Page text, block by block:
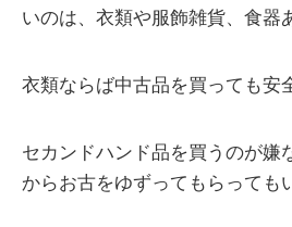
いのは、衣類や服飾雑貨、食器
衣類ならば中古品を買っても安
セカンドハンド品を買うのが嫌
からお古をゆずってもらっても